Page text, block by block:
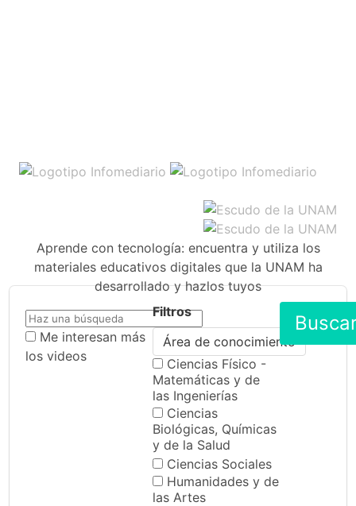
Aprende con tecnología: encuentra y utiliza los
materiales educativos digitales que la UNAM ha
desarrollado y hazlos tuyos
Me interesan más
los videos
Filtros
Área de conocimiento
Ciencias Físico -
Matemáticas y de
las Ingenierías
Ciencias
Biológicas, Químicas
y de la Salud
Ciencias Sociales
Humanidades y de
las Artes